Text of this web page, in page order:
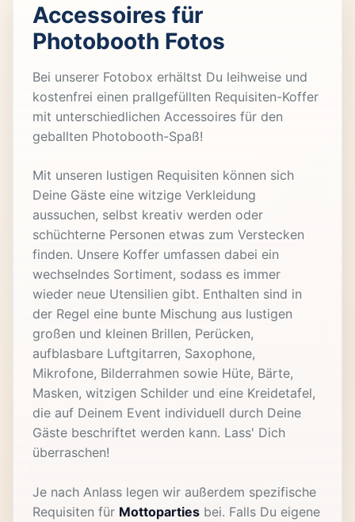
Accessoires für
Photobooth Fotos
Bei unserer Fotobox erhältst Du leihweise und
kostenfrei einen prallgefüllten Requisiten-Koffer
mit unterschiedlichen Accessoires für den
geballten Photobooth-Spaß!
Mit unseren lustigen Requisiten können sich
Deine Gäste eine witzige Verkleidung
aussuchen, selbst kreativ werden oder
schüchterne Personen etwas zum Verstecken
finden. Unsere Koffer umfassen dabei ein
wechselndes Sortiment, sodass es immer
wieder neue Utensilien gibt. Enthalten sind in
der Regel eine bunte Mischung aus lustigen
großen und kleinen Brillen, Perücken,
aufblasbare Luftgitarren, Saxophone,
Mikrofone, Bilderrahmen sowie Hüte, Bärte,
Masken, witzigen Schilder und eine Kreidetafel,
die auf Deinem Event individuell durch Deine
Gäste beschriftet werden kann. Lass' Dich
überraschen!
Je nach Anlass legen wir außerdem spezifische
Requisiten für Mottoparties bei. Falls Du eigene